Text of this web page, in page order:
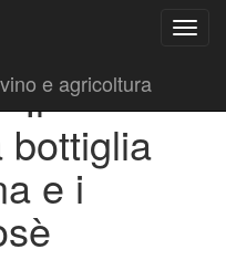
e agricoltura
Il
bottiglia
e i